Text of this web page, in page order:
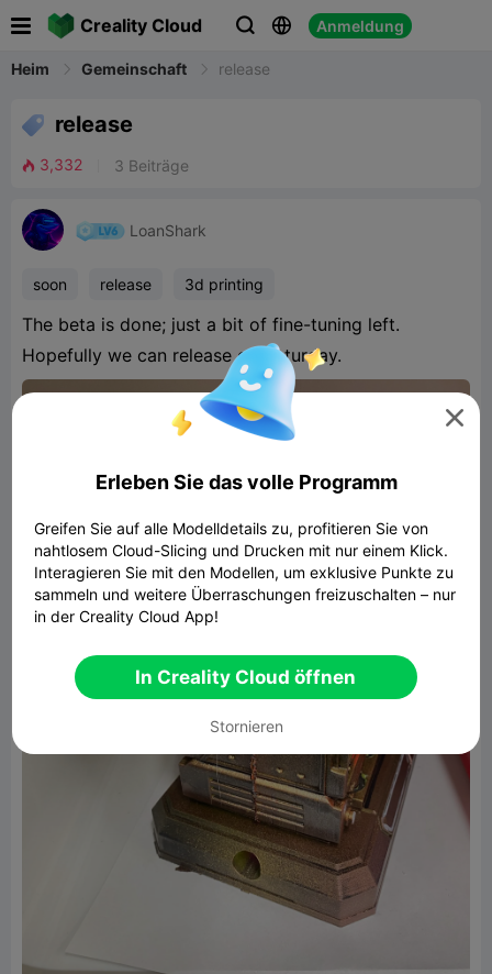
Creality Cloud   Anmeldung
Heim Gemeinschaft release
release
 3,332 3 Beiträge
LoanShark
soon release 3d printing
The beta is done; just a bit of fine-tuning left.
Hopefully we can release on Saturday.

Erleben Sie das volle Programm
Greifen Sie auf alle Modelldetails zu, profitieren Sie von
nahtlosem Cloud-Slicing und Drucken mit nur einem Klick.
Interagieren Sie mit den Modellen, um exklusive Punkte zu
sammeln und weitere Überraschungen freizuschalten – nur
in der Creality Cloud App!
In Creality Cloud öffnen
Stornieren